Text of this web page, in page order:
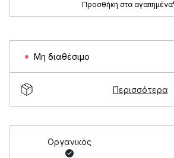
Προσθήκη στα αγαπημένα
Μη διαθέσιμο
Περισσότερα
Οργανικός